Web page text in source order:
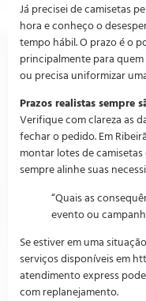
Já precisei de camisetas
hora e conheço o
tempo hábil. O prazo é o
principalmente para
ou precisa uniformizar
Prazos realistas sempre
Verifique com clareza as
fechar o pedido. Em
montar lotes de
sempre alinhe suas
“Quais as
evento ou
Se estiver em uma
serviços disponíveis em
atendimento express
com replanejamento.